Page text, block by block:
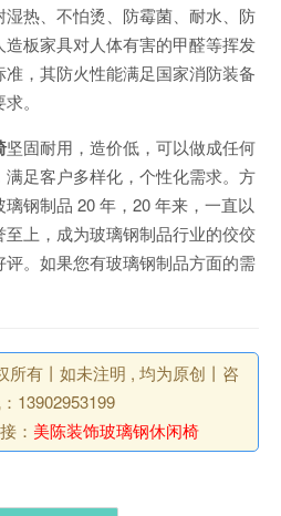
热、不怕烫、防霉菌、耐水、防
板家具对人体有害的甲醛等挥发
，其防火性能满足国家消防装备
。
坚固耐用，造价低，可以做成任何
足客户多样化，个性化需求。方
钢制品 20 年，20 年来，一直以
上，成为玻璃钢制品行业的佼佼
。如果您有玻璃钢制品方面的需
所有丨如未注明 , 均为原创丨咨
13902953199
： 美陈装饰玻璃钢休闲椅